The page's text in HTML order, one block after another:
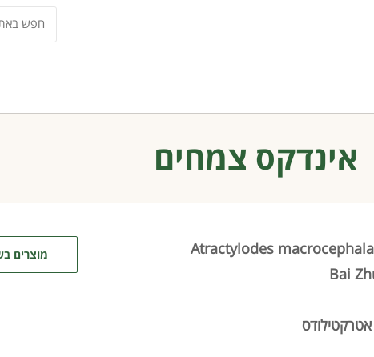
אינדקס צמחים
Atractylodes macrocephala
Bai
אטרקטילודס
מוצרים